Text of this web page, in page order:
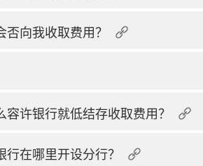
向我收取费用？
许银行就低结存收取费用？
在哪里开设分行？